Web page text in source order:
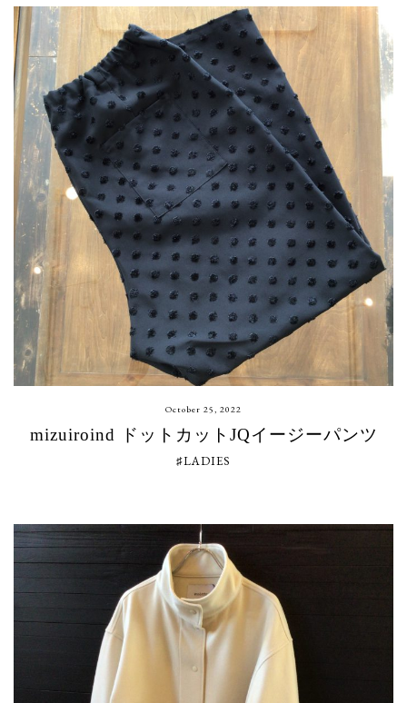
October 25, 2022
mizuiroind ドットカットJQイージーパンツ
♯LADIES